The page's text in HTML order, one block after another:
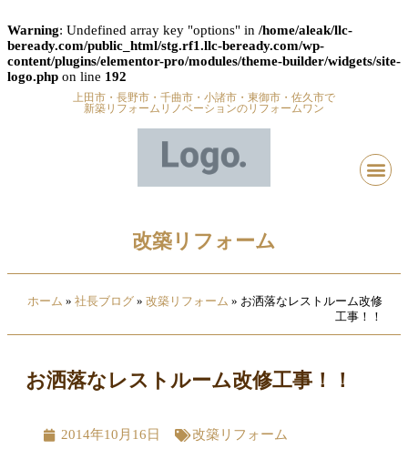
Warning: Undefined array key "options" in /home/aleak/llc-
beready.com/public_html/stg.rf1.llc-beready.com/wp-
content/plugins/elementor-pro/modules/theme-builder/widgets/site-
logo.php on line 192
上田市・長野市・千曲市・小諸市・東御市・佐久市で
新築リフォームリノベーションのリフォームワン
改築リフォーム
ホーム » 社長ブログ » 改築リフォーム » お洒落なレストルーム改修
工事！！
お洒落なレストルーム改修工事！！
2014年10月16日 改築リフォーム